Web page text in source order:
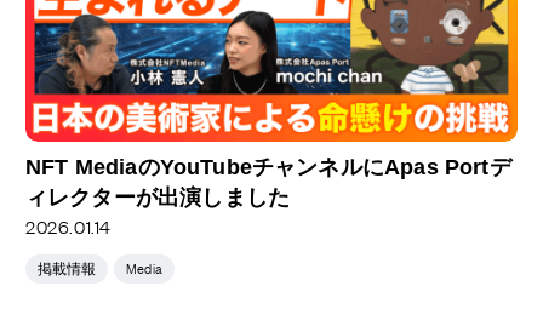
NFT MediaのYouTubeチャンネルにApas Portデ
ィレクターが出演しました
2026.01.14
掲載情報 Media